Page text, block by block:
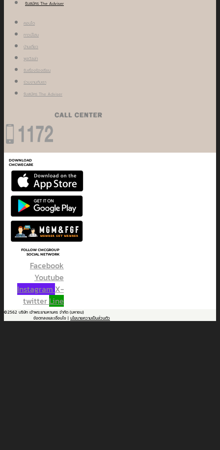
รับสมัคร The Adviser
คอนโด
ทาวน์โฮม
บ้านเดี่ยว
พูลวิลล่า
รับเรื่องร้องเรียน
ร่วมงานกับเรา
รับสมัคร The Adviser
DOWNLOAD
CMCWECARE
FOLLOW CMCGROUP
SOCIAL NETWORK
Facebook
Youtube
Instagram X-
twitter Line
©2562 บริษัท เจ้าพระยามหานคร จำกัด (มหาชน)
ข้อตกลงและเงื่อนไข | นโยบายความเป็นส่วนตัว